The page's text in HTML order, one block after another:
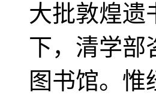
大批敦煌遗
下，清学部
图书馆。